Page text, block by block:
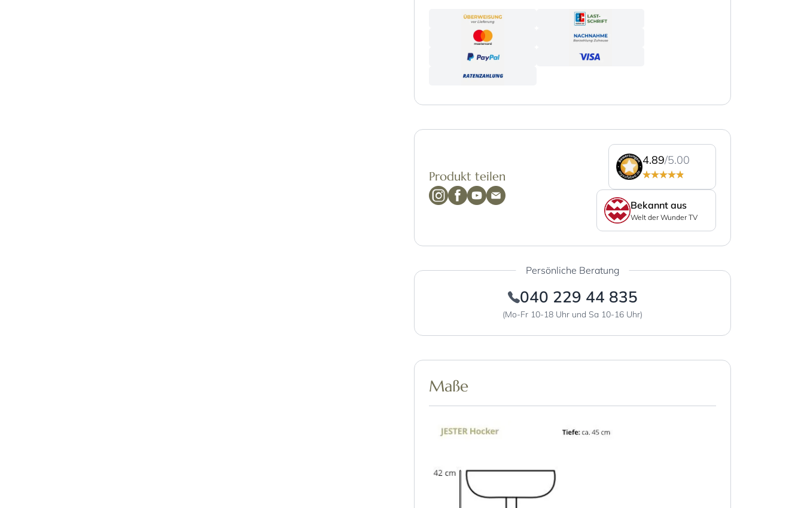
Produkt teilen
4.89/5.00
Bekannt aus
Welt der Wunder TV
Persönliche Beratung
040 229 44 835
(Mo-Fr 10-18 Uhr und Sa 10-16 Uhr)
Maße